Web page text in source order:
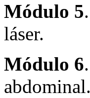
Módulo 5
láser.
Módulo 6
abdominal.